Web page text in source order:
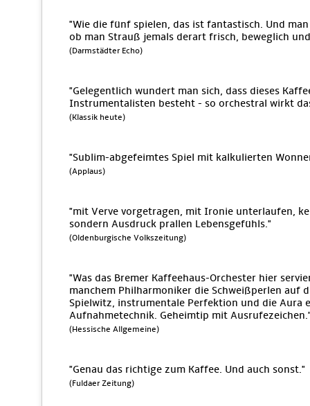
"Wie die fünf spielen, das ist fantastisch. Und
ob man Strauß jemals derart frisch, beweglich
(Darmstädter Echo)
"Gelegentlich wundert man sich, dass dieses
Instrumentalisten besteht - so orchestral wirkt
(Klassik heute)
"Sublim-abgefeimtes Spiel mit kalkulierten
(Applaus)
"mit Verve vorgetragen, mit Ironie unterlaufen,
sondern Ausdruck prallen Lebensgefühls."
(Oldenburgische Volkszeitung)
"Was das Bremer Kaffeehaus-Orchester hier
manchem Philharmoniker die Schweißperlen auf
Spielwitz, instrumentale Perfektion und die Aura
Aufnahmetechnik. Geheimtip mit
(Hessische Allgemeine)
"Genau das richtige zum Kaffee. Und auch sonst."
(Fuldaer Zeitung)